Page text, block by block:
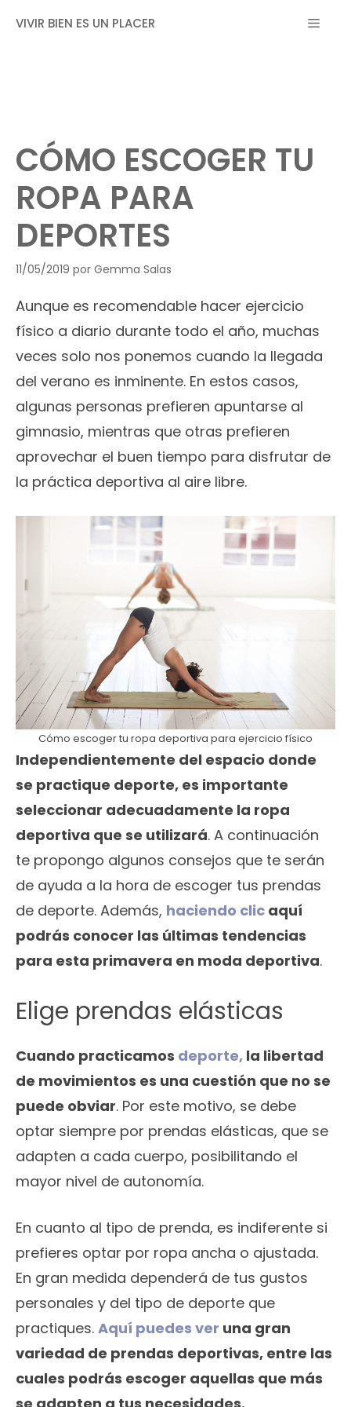
VIVIR BIEN ES UN PLACER MENÚ
CÓMO ESCOGER TU
ROPA PARA
DEPORTES
11/05/2019 por Gemma Salas
Aunque es recomendable hacer ejercicio
físico a diario durante todo el año, muchas
veces solo nos ponemos cuando la llegada
del verano es inminente. En estos casos,
algunas personas prefieren apuntarse al
gimnasio, mientras que otras prefieren
aprovechar el buen tiempo para disfrutar de
la práctica deportiva al aire libre.
Cómo escoger tu ropa deportiva para ejercicio físico
Independientemente del espacio donde
se practique deporte, es importante
seleccionar adecuadamente la ropa
deportiva que se utilizará. A continuación
te propongo algunos consejos que te serán
de ayuda a la hora de escoger tus prendas
de deporte. Además, haciendo clic aquí
podrás conocer las últimas tendencias
para esta primavera en moda deportiva.
Elige prendas elásticas
Cuando practicamos deporte, la libertad
de movimientos es una cuestión que no se
puede obviar. Por este motivo, se debe
optar siempre por prendas elásticas, que se
adapten a cada cuerpo, posibilitando el
mayor nivel de autonomía.
En cuanto al tipo de prenda, es indiferente si
prefieres optar por ropa ancha o ajustada.
En gran medida dependerá de tus gustos
personales y del tipo de deporte que
practiques. Aquí puedes ver una gran
variedad de prendas deportivas, entre las
cuales podrás escoger aquellas que más